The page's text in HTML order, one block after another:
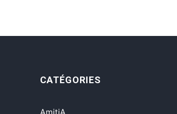
CATÉGORIES
AmitiA